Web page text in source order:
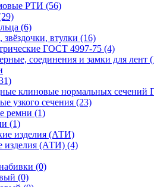
РТИ (56)
(6)
втулки (16)
ГОСТ 4997-75 (4)
соединения и замки для лент
клиновые нормальных сечений
узкого сечения (23)
ремни (1)
(1)
изделия (АТИ) (4)
(0)
(0)